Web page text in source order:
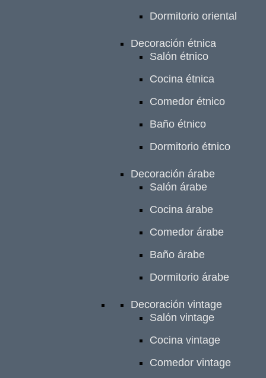
Dormitorio oriental
Decoración étnica
Salón étnico
Cocina étnica
Comedor étnico
Baño étnico
Dormitorio étnico
Decoración árabe
Salón árabe
Cocina árabe
Comedor árabe
Baño árabe
Dormitorio árabe
Decoración vintage
Salón vintage
Cocina vintage
Comedor vintage